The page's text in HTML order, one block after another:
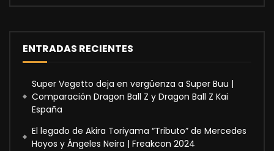
ENTRADAS RECIENTES
Super Vegetto deja en vergüenza a Super Buu |
Comparación Dragon Ball Z y Dragon Ball Z Kai
España
El legado de Akira Toriyama “Tributo” de Mercedes
Hoyos y Ángeles Neira | Freakcon 2024